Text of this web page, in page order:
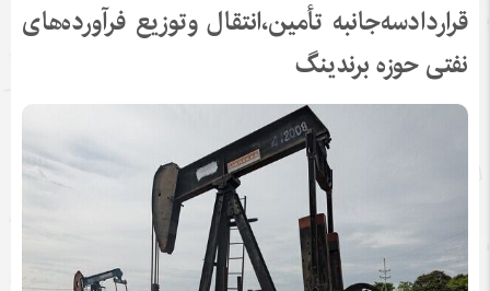
قراردادسه‌جانبه تأمین،انتقال وتوزیع فرآورده‌های
نفتی حوزه برندینگ